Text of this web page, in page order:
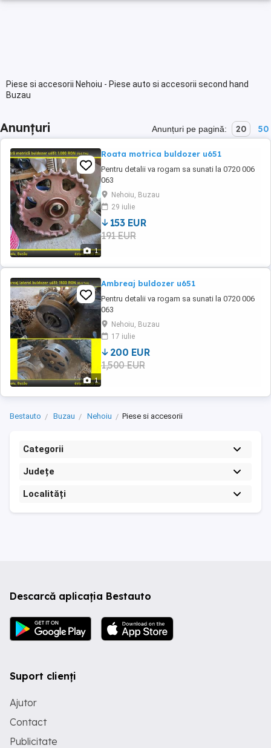
Piese si accesorii Nehoiu - Piese auto si accesorii second hand
Buzau
Anunțuri Anunțuri pe pagină: 20 50
1
Roata motrica buldozer u651
Pentru detalii va rogam sa sunati la 0720 006
063
Nehoiu, Buzau
29 iulie
153 EUR
191 EUR
1
Ambreaj buldozer u651
Pentru detalii va rogam sa sunati la 0720 006
063
Nehoiu, Buzau
17 iulie
200 EUR
1,500 EUR
Bestauto Buzau Nehoiu Piese si accesorii
Categorii
Județe
Localități
Descarcă aplicația Bestauto
Suport clienți
Ajutor
Contact
Publicitate